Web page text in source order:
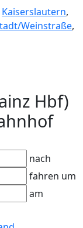
Kaiserslautern,
Weinstraße,
Hbf)
nach
fahren um
am